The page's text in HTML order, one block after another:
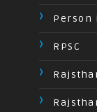
Person
RPSC